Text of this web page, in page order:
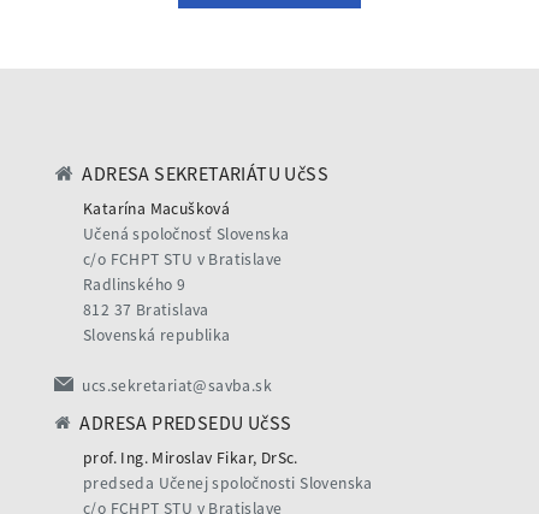
ADRESA SEKRETARIÁTU UčSS
Katarína Macušková
Učená spoločnosť Slovenska
c/o FCHPT STU v Bratislave
Radlinského 9
812 37 Bratislava
Slovenská republika
ucs.sekretariat@savba.sk
ADRESA PREDSEDU UčSS
prof. Ing. Miroslav Fikar, DrSc.
predseda Učenej spoločnosti Slovenska
c/o FCHPT STU v Bratislave